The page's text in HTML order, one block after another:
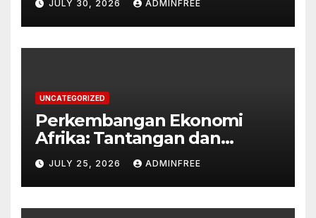
JULY 30, 2026 ADMINFREE
UNCATEGORIZED
Perkembangan Ekonomi
Afrika: Tantangan dan
Peluang
JULY 25, 2026 ADMINFREE